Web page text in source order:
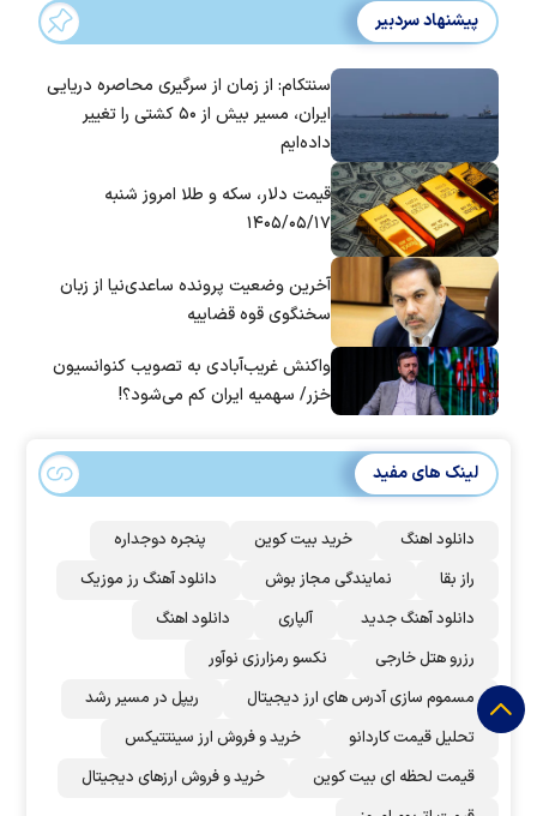
پیشنهاد سردبیر
سنتکام: از زمان از سرگیری محاصره دریایی
ایران، مسیر بیش از ۵۰ کشتی را تغییر
داده‌ایم
قیمت دلار، سکه و طلا امروز شنبه
۱۴۰۵/۰۵/۱۷
آخرین وضعیت پرونده ساعدی‌نیا از زبان
سخنگوی قوه قضاییه
واکنش غریب‌آبادی به تصویب کنوانسیون
خزر/ سهمیه ایران کم می‌شود؟!
لینک های مفید
دانلود اهنگ خرید بیت کوین
پنجره دوجداره
راز بقا
نمایندگی مجاز بوش
دانلود آهنگ رز‌ موزیک
دانلود آهنگ جدید
آلپاری
دانلود اهنگ
رزرو هتل خارجی
نکسو رمزارزی نوآور
مسموم سازی آدرس های ارز دیجیتال
ریپل در مسیر رشد
تحلیل قیمت کاردانو
خرید و فروش ارز سینتتیکس
قیمت لحظه ای بیت کوین
خرید و فروش ارزهای دیجیتال